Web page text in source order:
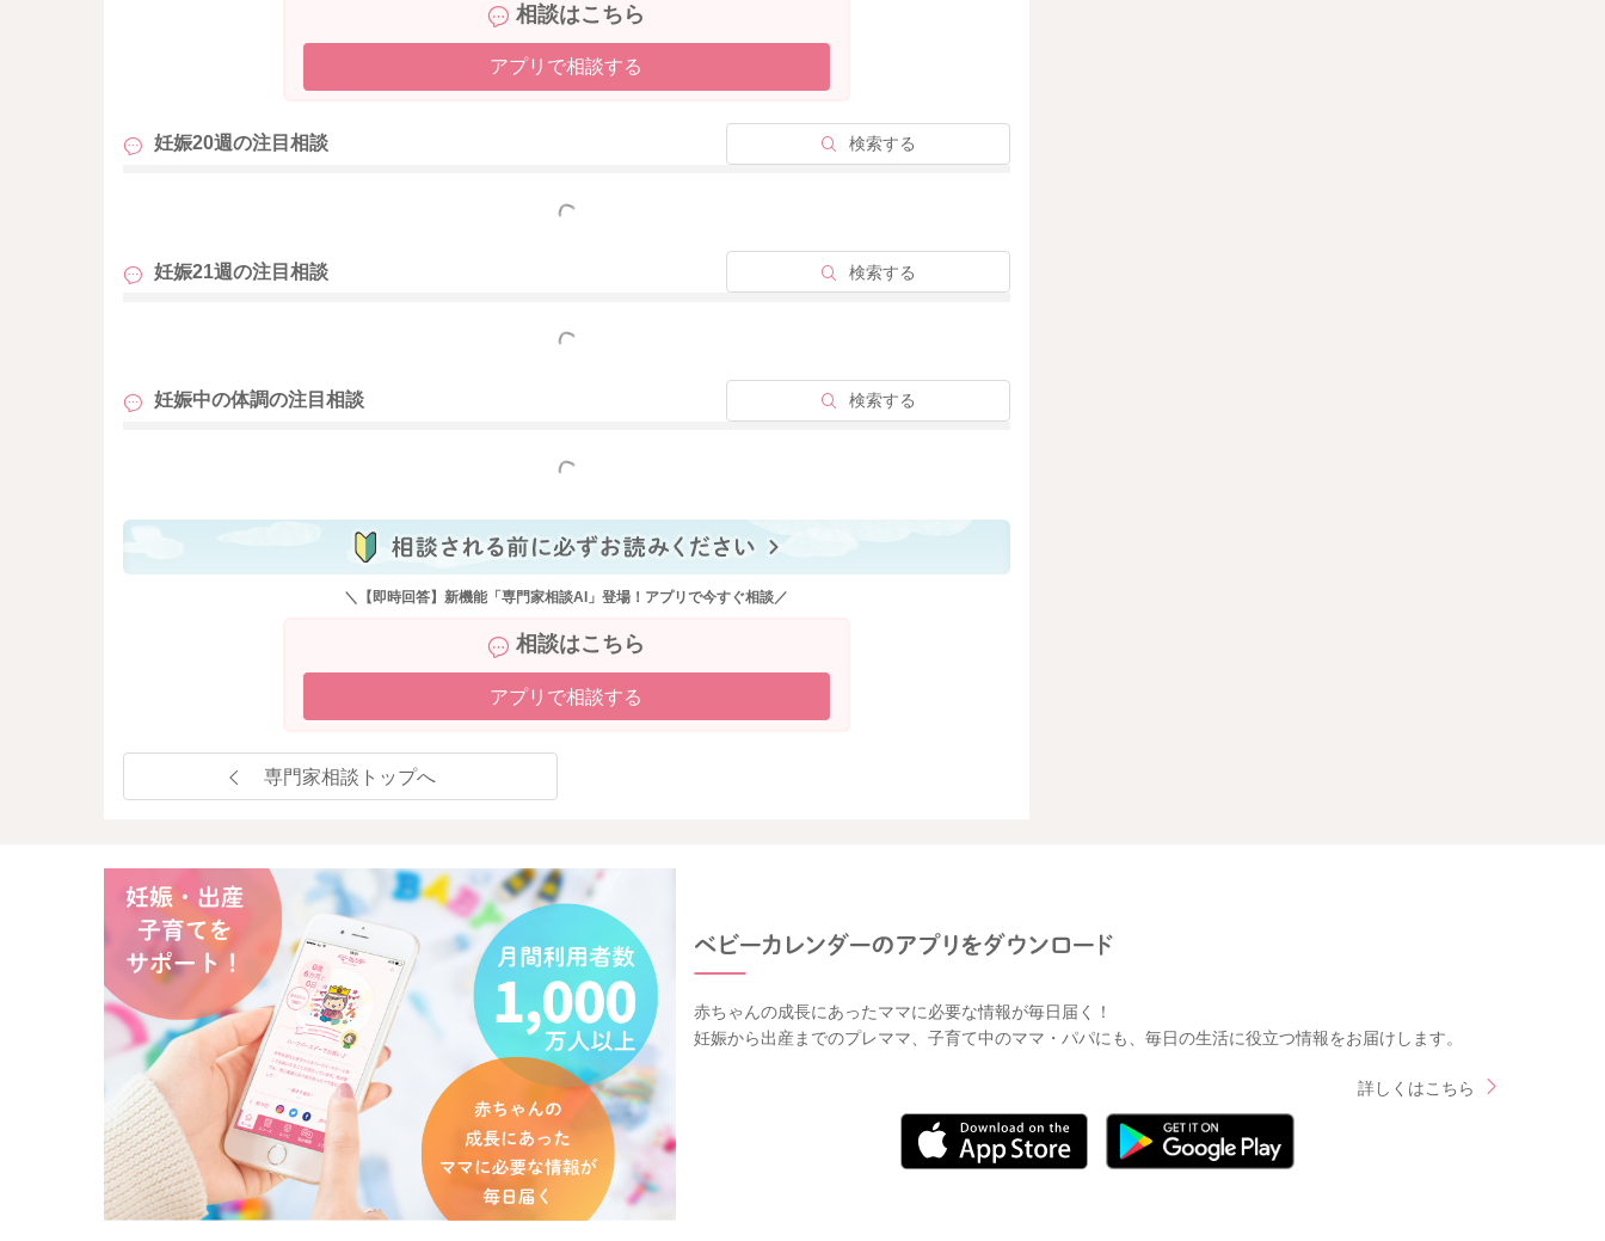
相談はこちら
アプリで相談する
妊娠20週の注目相談 検索する
もっと見る
妊娠21週の注目相談 検索する
もっと見る
妊娠中の体調の注目相談 検索する
もっと見る
＼【即時回答】新機能「専門家相談AI」登場！アプリで今すぐ相談／
相談はこちら
アプリで相談する
専門家相談トップへ
赤ちゃんの成長にあったママに必要な情報が毎日届く！
妊娠から出産までのプレママ、子育て中のママ・パパにも、毎日の生活に役立つ情報をお届けします。
詳しくはこちら